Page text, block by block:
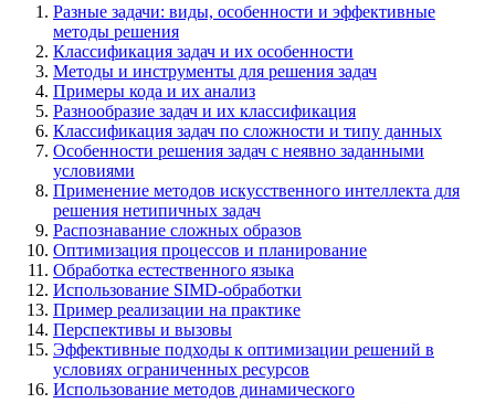
Разные задачи: виды, особенности и эффективные
методы решения
Классификация задач и их особенности
Методы и инструменты для решения задач
Примеры кода и их анализ
Разнообразие задач и их классификация
Классификация задач по сложности и типу данных
Особенности решения задач с неявно заданными
условиями
Применение методов искусственного интеллекта для
решения нетипичных задач
Распознавание сложных образов
Оптимизация процессов и планирование
Обработка естественного языка
Использование SIMD-обработки
Пример реализации на практике
Перспективы и вызовы
Эффективные подходы к оптимизации решений в
условиях ограниченных ресурсов
Использование методов динамического